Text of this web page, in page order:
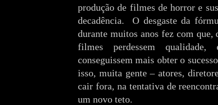
produção de filmes de horror e
decadência.
O desgaste da
durante muitos anos fez com que,
filmes perdessem qualidade,
conseguissem mais obter o
isso, muita gente – atores,
cair fora, na tentativa de
um novo teto.